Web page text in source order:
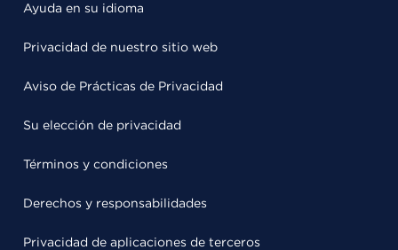
Ayuda en su idioma
Privacidad de nuestro sitio web
Aviso de Prácticas de Privacidad
Su elección de privacidad
Términos y condiciones
Derechos y responsabilidades
Privacidad de aplicaciones de terceros